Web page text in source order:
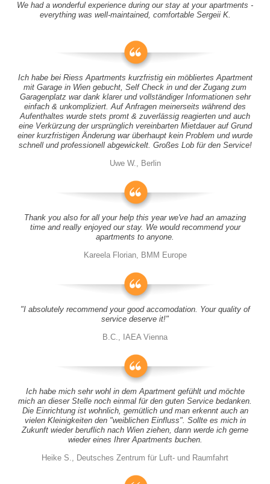
We had a wonderful experience during our stay at your apartments -
everything was well-maintained, comfortable Sergeii K.
Ich habe bei Riess Apartments kurzfristig ein möbliertes Apartment
mit Garage in Wien gebucht, Self Check in und der Zugang zum
Garagenplatz war dank klarer und vollständiger Informationen sehr
einfach & unkompliziert. Auf Anfragen meinerseits während des
Aufenthaltes wurde stets promt & zuverlässig reagierten und auch
eine Verkürzung der ursprünglich vereinbarten Mietdauer auf Grund
einer kurzfristigen Änderung war überhaupt kein Problem und wurde
schnell und professionell abgewickelt. Großes Lob für den Service!
Uwe W., Berlin
Thank you also for all your help this year we've had an amazing
time and really enjoyed our stay. We would recommend your
apartments to anyone.
Kareela Florian, BMM Europe
"I absolutely recommend your good accomodation. Your quality of
service deserve it!"
B.C., IAEA Vienna
Ich habe mich sehr wohl in dem Apartment gefühlt und möchte
mich an dieser Stelle noch einmal für den guten Service bedanken.
Die Einrichtung ist wohnlich, gemütlich und man erkennt auch an
vielen Kleinigkeiten den "weiblichen Einfluss". Sollte es mich in
Zukunft wieder beruflich nach Wien ziehen, dann werde ich gerne
wieder eines Ihrer Apartments buchen.
Heike S., Deutsches Zentrum für Luft- und Raumfahrt